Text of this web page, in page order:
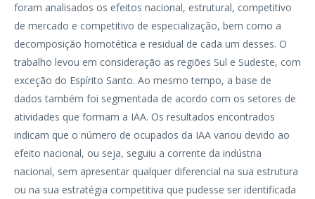
foram analisados os efeitos nacional, estrutural, competitivo
de mercado e competitivo de especialização, bem como a
decomposição homotética e residual de cada um desses. O
trabalho levou em consideração as regiões Sul e Sudeste, com
exceção do Espírito Santo. Ao mesmo tempo, a base de
dados também foi segmentada de acordo com os setores de
atividades que formam a IAA. Os resultados encontrados
indicam que o número de ocupados da IAA variou devido ao
efeito nacional, ou seja, seguiu a corrente da indústria
nacional, sem apresentar qualquer diferencial na sua estrutura
ou na sua estratégia competitiva que pudesse ser identificada